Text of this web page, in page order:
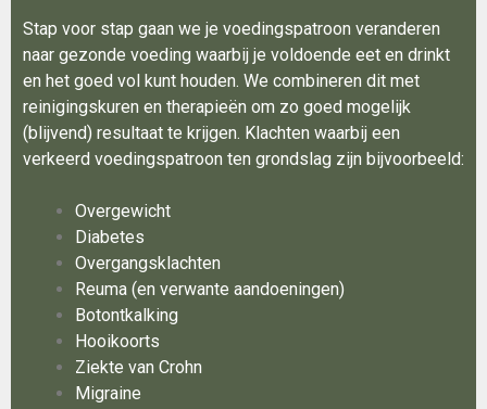
Stap voor stap gaan we je voedingspatroon veranderen
naar gezonde voeding waarbij je voldoende eet en drinkt
en het goed vol kunt houden. We combineren dit met
reinigingskuren en therapieën om zo goed mogelijk
(blijvend) resultaat te krijgen. Klachten waarbij een
verkeerd voedingspatroon ten grondslag zijn bijvoorbeeld:
Overgewicht
Diabetes
Overgangsklachten
Reuma (en verwante aandoeningen)
Botontkalking
Hooikoorts
Ziekte van Crohn
Migraine